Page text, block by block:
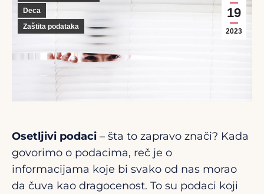
19
2023
Deca
Zaštita podataka
Osetljivi podaci – šta to zapravo znači? Kada
govorimo o podacima, reč je o
informacijama koje bi svako od nas morao
da čuva kao dragocenost. To su podaci koji